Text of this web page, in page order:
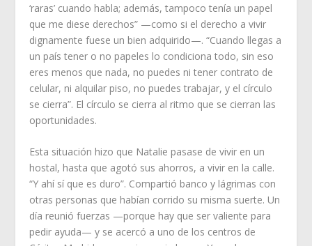
‘raras’ cuando habla; además, tampoco tenía un papel
que me diese derechos” —como si el derecho a vivir
dignamente fuese un bien adquirido—. “Cuando llegas a
un país tener o no papeles lo condiciona todo, sin eso
eres menos que nada, no puedes ni tener contrato de
celular, ni alquilar piso, no puedes trabajar, y el círculo
se cierra”. El círculo se cierra al ritmo que se cierran las
oportunidades.
Esta situación hizo que Natalie pasase de vivir en un
hostal, hasta que agotó sus ahorros, a vivir en la calle.
“Y ahí sí que es duro”. Compartió banco y lágrimas con
otras personas que habían corrido su misma suerte. Un
día reunió fuerzas —porque hay que ser valiente para
pedir ayuda— y se acercó a uno de los centros de